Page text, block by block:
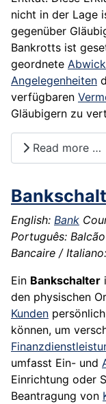
nicht in der Lage
gegenüber
Bankrotts ist
geordnete
Angelegenheiten
verfügbaren
Gläubigern zu
Read more …
English: Bank
Português:
Bancaire /
Ein Bankschalter
den physischen
Kunden
können, um
umfasst Ein- und
Einrichtung oder
Beantragung von